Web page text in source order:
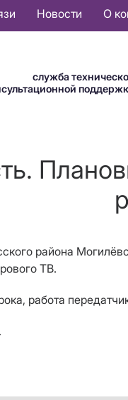
Новости О
служба
района
ТВ.
работа